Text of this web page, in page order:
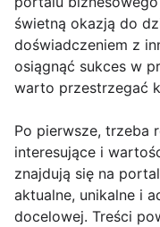
świetną okazją do
doświadczeniem z
osiągnąć sukces w
warto przestrzegać
Po pierwsze, trzeba
interesujące i
znajdują się na
aktualne, unikalne i
docelowej. Treści